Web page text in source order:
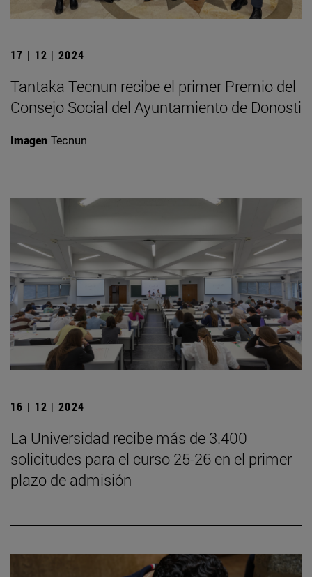
17 | 12 | 2024
Tantaka Tecnun recibe el primer Premio del
Consejo Social del Ayuntamiento de Donosti
Imagen Tecnun
16 | 12 | 2024
La Universidad recibe más de 3.400
solicitudes para el curso 25-26 en el primer
plazo de admisión